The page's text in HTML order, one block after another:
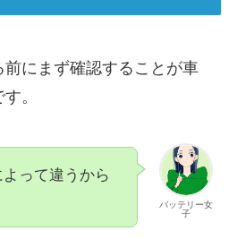
にまず確認することが車
。
バッテリー女
子
って違うから